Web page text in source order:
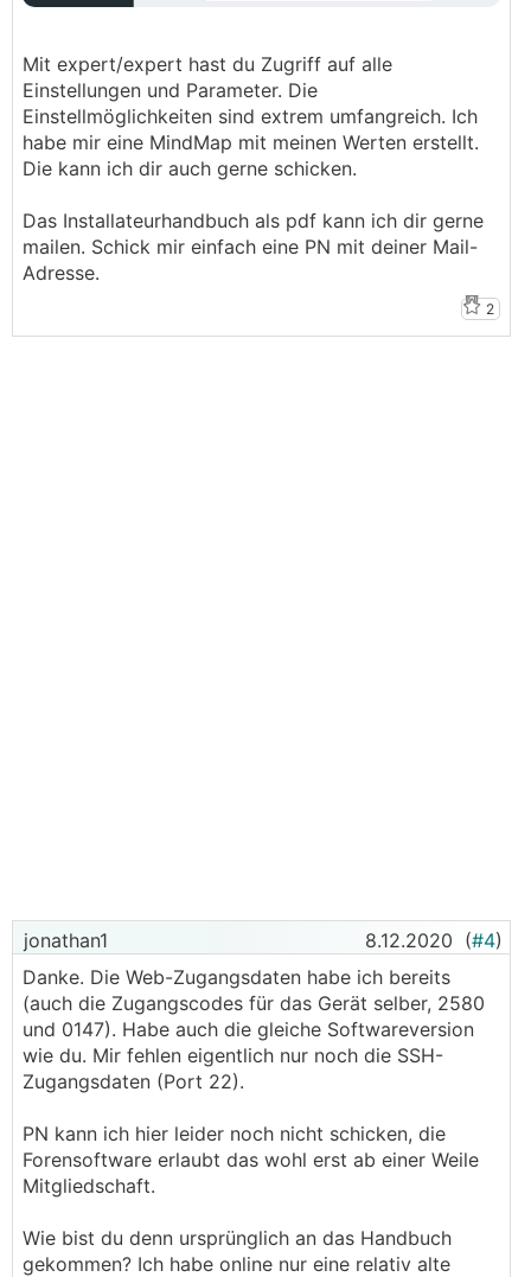
Mit expert/expert hast du Zugriff auf alle
Einstellungen und Parameter. Die
Einstellmöglichkeiten sind extrem umfangreich. Ich
habe mir eine MindMap mit meinen Werten erstellt.
Die kann ich dir auch gerne schicken.
Das Installateurhandbuch als pdf kann ich dir gerne
mailen. Schick mir einfach eine PN mit deiner Mail-
Adresse.
2
jonathan1 8.12.2020 (#4)
Danke. Die Web-Zugangsdaten habe ich bereits
(auch die Zugangscodes für das Gerät selber, 2580
und 0147). Habe auch die gleiche Softwareversion
wie du. Mir fehlen eigentlich nur noch die SSH-
Zugangsdaten (Port 22).
PN kann ich hier leider noch nicht schicken, die
Forensoftware erlaubt das wohl erst ab einer Weile
Mitgliedschaft.
Wie bist du denn ursprünglich an das Handbuch
gekommen? Ich habe online nur eine relativ alte